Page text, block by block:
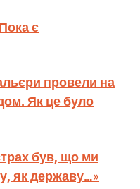
є
провели на
Як це було
був, що ми
як державу…»